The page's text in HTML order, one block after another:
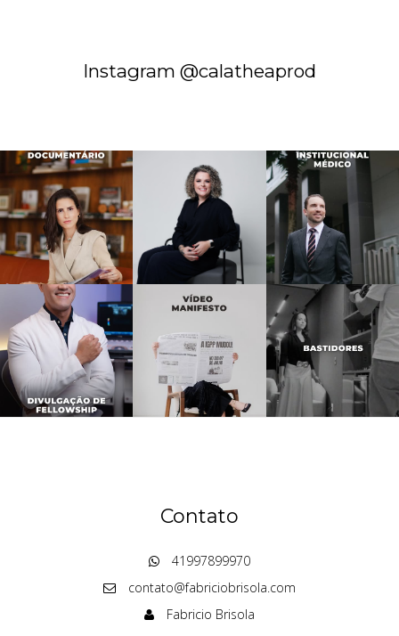
Instagram @calatheaprod
Contato
41997899970
contato@fabriciobrisola.com
Fabricio Brisola